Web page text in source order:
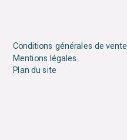
Conditions générales de vente
Mentions légales
Plan du site